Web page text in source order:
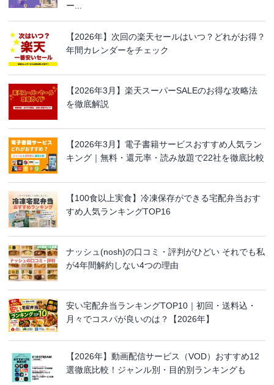
ー...
【2026年】次回の楽天セールはいつ？どれがお得？
年間カレンダーをチェック
【2026年3月】楽天スーパーSALEのお得な攻略法
を徹底解説
【2026年3月】電子書籍サービスおすすめ人気ラン
キング｜無料・還元率・読み放題で22社を徹底比較
【100食以上実食】冷凍保存ができる宅配弁当おす
すめ人気ランキングTOP16
ナッシュ(nosh)の口コミ・評判がひどい それでも私
が4年間解約しない4つの理由
安い宅配弁当ランキングTOP10｜初回・送料込・
月々でコスパが良いのは？【2026年】
【2026年】動画配信サービス（VOD）おすすめ12
選徹底比較！ジャンル別・目的別ランキングも